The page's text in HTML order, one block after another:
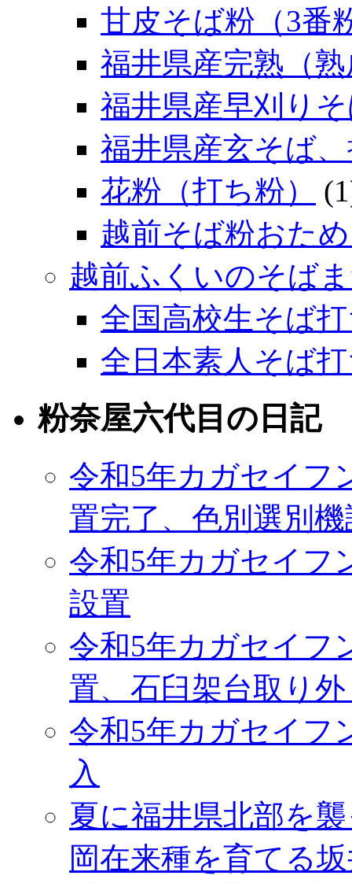
甘皮そば粉（3番
福井県産完熟（
福井県産早刈り
福井県産玄そば
花粉（打ち粉）
越前そば粉おた
越前ふくいのそば
全国高校生そば
全日本素人そば
粉奈屋六代目の日記
令和5年カガセイフ
置完了、色別選別
令和5年カガセイフ
設置
令和5年カガセイフ
置、石臼架台取り
令和5年カガセイフ
入
夏に福井県北部を
岡在来種を育てる